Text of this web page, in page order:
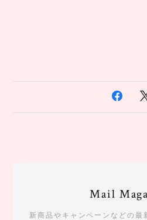
Mail
新商品やキャンペーンなどの最